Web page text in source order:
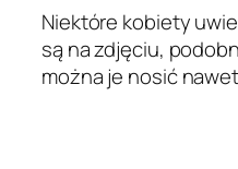
Niektóre kobiety
są na zdjęciu,
można je nosić